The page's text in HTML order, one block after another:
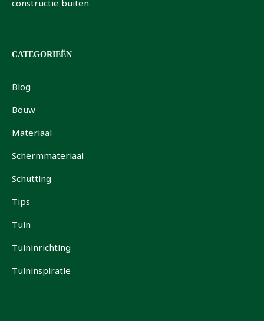
constructie buiten
CATEGORIEËN
Blog
Bouw
Materiaal
Schermmateriaal
Schutting
Tips
Tuin
Tuininrichting
Tuininspiratie